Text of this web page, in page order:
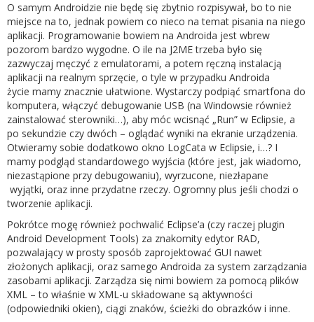
O samym Androidzie nie będę się zbytnio rozpisywał, bo to nie
miejsce na to, jednak powiem co nieco na temat pisania na niego
aplikacji. Programowanie bowiem na Androida jest wbrew
pozorom bardzo wygodne. O ile na J2ME trzeba było się
zazwyczaj męczyć z emulatorami, a potem ręczną instalacją
aplikacji na realnym sprzęcie, o tyle w przypadku Androida
życie mamy znacznie ułatwione. Wystarczy podpiąć smartfona do
komputera, włączyć debugowanie USB (na Windowsie również
zainstalować sterowniki…), aby móc wcisnąć „Run” w Eclipsie, a
po sekundzie czy dwóch – oglądać wyniki na ekranie urządzenia.
Otwieramy sobie dodatkowo okno LogCata w Eclipsie, i…? I
mamy podgląd standardowego wyjścia (które jest, jak wiadomo,
niezastąpione przy debugowaniu), wyrzucone, niezłapane
wyjątki, oraz inne przydatne rzeczy. Ogromny plus jeśli chodzi o
tworzenie aplikacji.
Pokrótce mogę również pochwalić Eclipse’a (czy raczej plugin
Android Development Tools) za znakomity edytor RAD,
pozwalający w prosty sposób zaprojektować GUI nawet
złożonych aplikacji, oraz samego Androida za system zarządzania
zasobami aplikacji. Zarządza się nimi bowiem za pomocą plików
XML – to właśnie w XML-u składowane są aktywności
(odpowiedniki okien), ciągi znaków, ścieżki do obrazków i inne.